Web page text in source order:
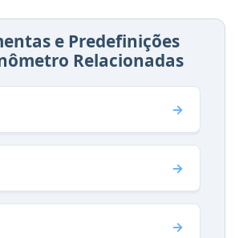
e Predefinições
Relacionadas